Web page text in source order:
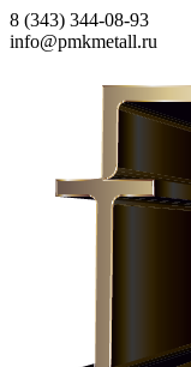
8 (343) 344-08-93
info@pmkmetall.ru